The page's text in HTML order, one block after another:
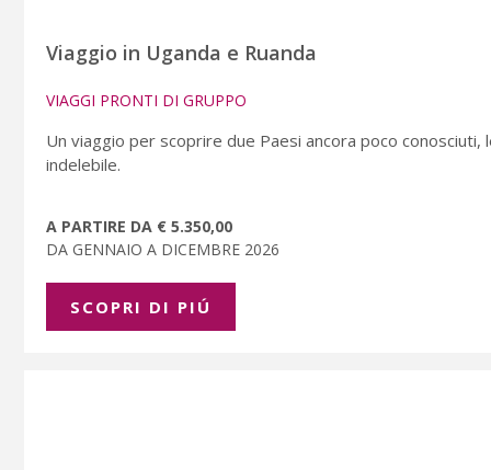
Viaggio in Uganda e Ruanda
VIAGGI PRONTI DI GRUPPO
Un viaggio per scoprire due Paesi ancora poco
indelebile.
A PARTIRE DA € 5.350,00
DA GENNAIO A DICEMBRE 2026
SCOPRI DI PIÚ